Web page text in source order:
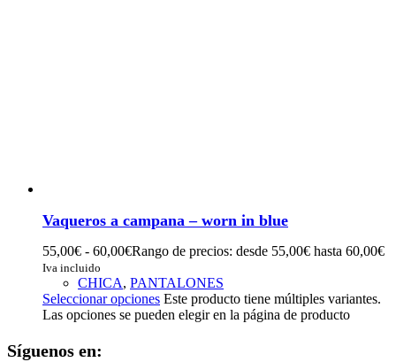
Vaqueros a campana – worn in blue
55,00€ - 60,00€Rango de precios: desde 55,00€ hasta 60,00€
Iva incluido
CHICA, PANTALONES
Seleccionar opciones Este producto tiene múltiples variantes.
Las opciones se pueden elegir en la página de producto
Síguenos en: